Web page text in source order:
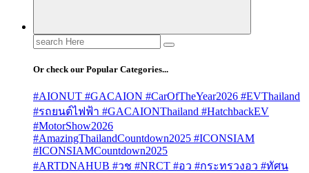
Search
for:
Or check our Popular Categories...
#AIONUT #GACAION #CarOfTheYear2026 #EVThailand
#รถยนต์ไฟฟ้า #GACAIONThailand #HatchbackEV
#MotorShow2026
#AmazingThailandCountdown2025 #ICONSIAM
#ICONSIAMCountdown2025
#ARTDNAHUB #วช #NRCT #อว #กระทรวงอว #ทัศน